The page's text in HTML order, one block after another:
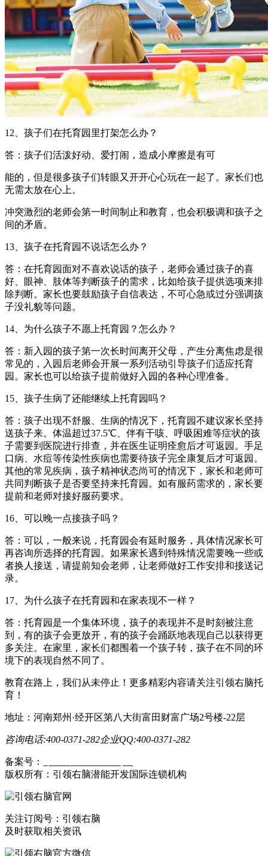
12、孩子们在托育园里打架怎么办？
答：孩子们活泼好动、爱打闹，造成小摩擦是有可
能的，但是很多孩子们转眼又开开心心玩在一起了。家长们也
无需太放在心上。
冲突激烈的老师会第一时间制止和教育，也会积极调和孩子之
间的矛盾。
13、孩子在托育园不说话怎么办？
答：在托育园面对不喜欢说话的孩子，老师会通过孩子的喜
好、眼神、肢体等判断孩子的需求，比如给孩子提供选项来排
除判断。家长也要鼓励孩子自信表达，不可心急或过分强调孩
子没礼貌等问题。
14、为什么孩子不愿上托育园？怎么办？
答：新入园的孩子第一次长时间离开父母，产生分离焦虑是很
常见的，入园后老师会开展一系列活动引导孩子们适应托育
园。家长也可以给孩子提前做好入园的各种心理准备。
15、孩子生病了还能继续上托育园吗？
答：孩子出现不舒服、生病的情况下，托育园不建议家长坚持
送孩子来。体温超过37.5℃、伴有干咳、呼吸困难等症状的孩
子需要到医院进行排查，并在医生证明痊愈后才可返园。手足
口病、水痘等传染性疾病也需要待孩子完全康复后才可返园。
其他的常见疾病，孩子精神状态尚可的情况下，家长和老师可
共同判断孩子是否要坚持来托育园。如有服药需求的，家长要
提前和老师对接好服药要求。
16、可以晚一点接孩子吗？
答：可以，一般来说，托育园会有延时服务，具体情况家长可
再咨询所选择的托育园。如果家长遇到特殊情况需要晚一些或
者换人接送，请提前知会老师，让老师做好工作安排和接送记
录。
17、为什么孩子在托育园和在家表现不一样？
答：托育园是一个集体环境，孩子的表现并不是时刻被注意
到，有的孩子会更放开，有的孩子会踊跃地表现自己以获得更
多关注。在家里，家长们都围着一个孩子转，孩子在不同的环
境下的表现自然不同了。
教育在路上，我们从未停止！更多精彩内容请关注引领右脑托
育！
地址：河南郑州·经开区第八大街富田财富广场2号楼-22层
咨询电话:400-0371-282企业QQ:400-0371-282
备案号：
版权所有：引领右脑潜能开发国际连锁机构
关注订阅号：引领右脑
及时获取相关资讯